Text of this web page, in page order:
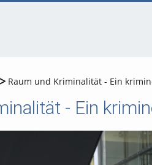
Raum und Kriminalität - Ein
- Ein